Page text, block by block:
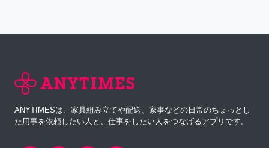
ANYTIMESは、家具組み立てや配送、家事などの日常のちょっとし
た用事を依頼したい人と、仕事をしたい人をつなげるアプリです。